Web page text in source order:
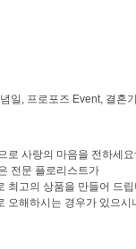
일, 프로포즈 Event, 결혼
로 사랑의 마음을 전하세
전문 플로리스트가
최고의 상품을 만들어 드
오해하시는 경우가 있으